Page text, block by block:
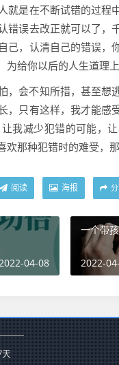
就是在不断试错的过程
错误去改正就可以了
己，认清自己的错误
给你以后的人生道理
，会不知所措，甚至
，只有这样，我才能感
我减少犯错的可能，
那种犯错时的难受，
阅读 海报
04-08
一个带
2022-
天